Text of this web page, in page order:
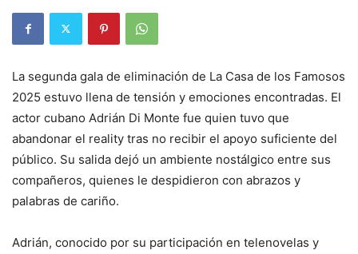
La segunda gala de eliminación de La Casa de los Famosos
2025 estuvo llena de tensión y emociones encontradas. El
actor cubano Adrián Di Monte fue quien tuvo que
abandonar el reality tras no recibir el apoyo suficiente del
público. Su salida dejó un ambiente nostálgico entre sus
compañeros, quienes le despidieron con abrazos y
palabras de cariño.
Adrián, conocido por su participación en telenovelas y